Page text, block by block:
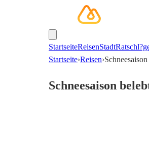
StartseiteReisenStadt
Startseite›Reisen›
Schneesaison